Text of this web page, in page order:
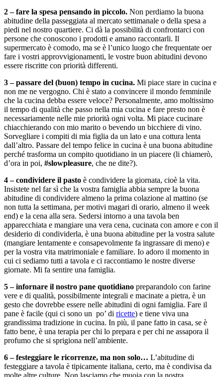
2 – fare la spesa pensando in piccolo. Non perdiamo la buona
abitudine della passeggiata al mercato settimanale o della spesa a
piedi nel nostro quartiere. Ci dà la possibilità di confrontarci con
persone che conoscono i prodotti e amano raccontarli. Il
supermercato è comodo, ma se è l’unico luogo che frequentate oer
fare i vostri approvvigionamenti, le vostre buon abitudini devono
essere riscritte con priorità differenti.
3 – passare del (buon) tempo in cucina. Mi piace stare in cucina e
non me ne vergogno. Chi è stato a convincere il mondo femminile
che la cucina debba essere veloce? Personalmente, amo moltissimo
il tempo di qualità che passo nella mia cucina e fare presto non è
necessariamente nelle mie priorità ogni volta. Mi piace cucinare
chiacchierando con mio marito o bevendo un bicchiere di vino.
Sorvegliare i compiti di mia figlia da un lato e una cottura lenta
dall’altro. Passare del tempo felice in cucina è una buona abitudine
perché trasforma un compito quotidiano in un piacere (li chiamerò,
d’ora in poi, #slowpleasure, che ne dite?).
4 – condividere il pasto è condividere la giornata, cioè la vita.
Insistete nel far sì che la vostra famiglia abbia sempre la buona
abitudine di condividere almeno la prima colazione al mattino (se
non tutta la settimana, per motivi magari di orario, almeno il week
end) e la cena alla sera. Sedersi intorno a una tavola ben
apparecchiata e mangiare una vera cena, cucinata con amore e con il
desiderio di condividerla, è una buona abitudine per la vostra salute
(mangiare lentamente e consapevolmente fa ingrassare di meno) e
per la vostra vita matrimoniale e familiare. Io adoro il momento in
cui ci sediamo tutti a tavola e ci raccontiamo le nostre diverse
giornate. Mi fa sentire una famiglia.
5 – infornare il nostro pane quotidiano preparandolo con farine
vere e di qualità, possibilmente integrali e macinate a pietra, è un
gesto che dovrebbe essere nelle abitudini di ogni famiglia. Fare il
pane è facile (qui ci sono un po’ di ricette) e tiene viva una
grandissima tradizione in cucina. In più, il pane fatto in casa, se è
fatto bene, è una terapia per chi lo prepara e per chi ne assapora il
profumo che si sprigiona nell’ambiente.
6 – festeggiare le ricorrenze, ma non solo… L’abitudine di
festeggiare a tavola è tipicamente italiana, certo, ma è condivisa da